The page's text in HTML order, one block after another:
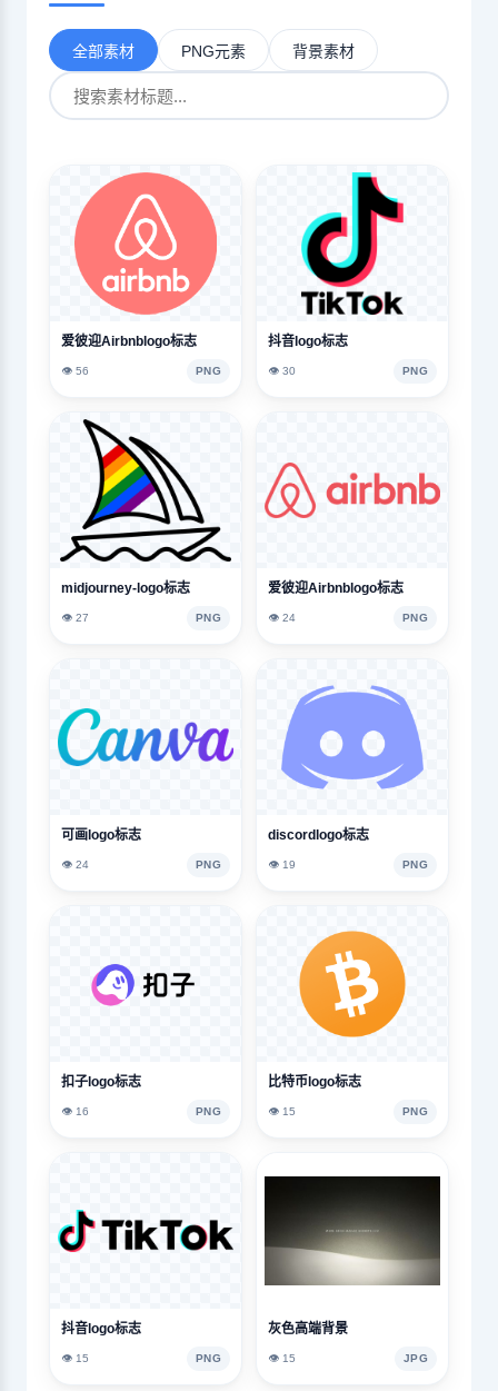
全部素材 PNG元素 背景素材
爱彼迎Airbnblogo标志
👁️ 56 PNG
抖音logo标志
👁️ 30 PNG
midjourney-logo标志
👁️ 27 PNG
爱彼迎Airbnblogo标志
👁️ 24 PNG
可画logo标志
👁️ 24 PNG
discordlogo标志
👁️ 19 PNG
扣子logo标志
👁️ 16 PNG
比特币logo标志
👁️ 15 PNG
抖音logo标志
👁️ 15 PNG
灰色高端背景
👁️ 15 JPG